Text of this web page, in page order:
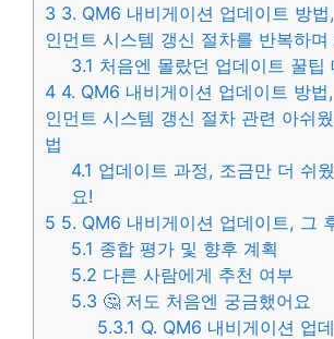
3 3. QM6 내비게이션 업데이트 방
인먼트 시스템 갱신 절차를 반복하
3.1 처음엔 몰랐던 업데이트 꿀팁
4 4. QM6 내비게이션 업데이트 방법
인먼트 시스템 갱신 절차 관련 아쉬
법
4.1 업데이트 과정, 조금만 더 쉬
요!
5 5. QM6 내비게이션 업데이트, 그
5.1 종합 평가 및 향후 계획
5.2 다른 사람에게 추천 여부
5.3 🤔 저도 처음엔 궁금했어요
5.3.1 Q. QM6 내비게이션 업